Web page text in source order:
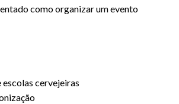
como organizar um evento
escolas cervejeiras